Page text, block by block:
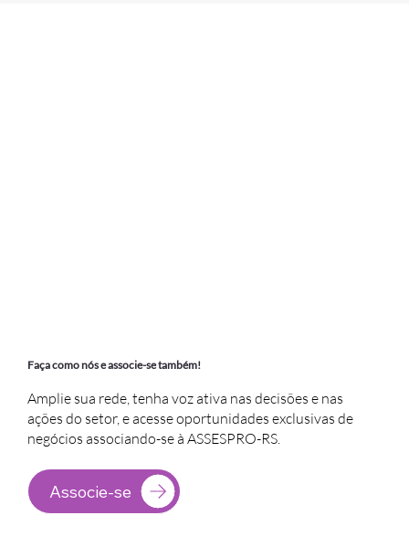
Faça como nós e associe-se também!
Amplie sua rede, tenha voz ativa nas decisões e nas
ações do setor, e acesse oportunidades exclusivas de
negócios associando-se à ASSESPRO-RS.
Associe-se